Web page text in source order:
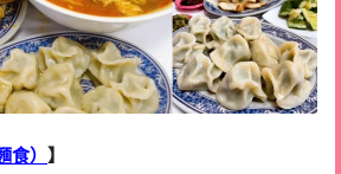
食） 】